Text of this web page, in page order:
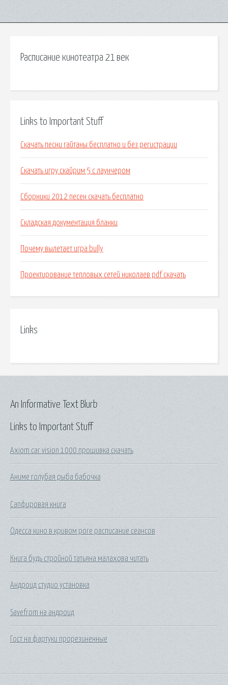
Расписание кинотеатра 21 век
Links to Important Stuff
Скачать песни гайтаны бесплатно и без регистрации
Скачать игру скайрим 5 с лаунчером
Сборники 2012 песен скачать бесплатно
Складская документация бланки
Почему вылетает игра bully
Проектирование тепловых сетей николаев pdf скачать
Links
Links to Important Stuff
Axiom car vision 1000 прошивка скачать
Аниме голубая рыба бабочка
Сапфировая книга
Одесса кино в кривом роге расписание сеансов
Книга будь стройной татьяна малахова читать
Андроид студио установка
Savefrom на андроид
Гост на фартуки прорезиненные
An Informative Text Blurb